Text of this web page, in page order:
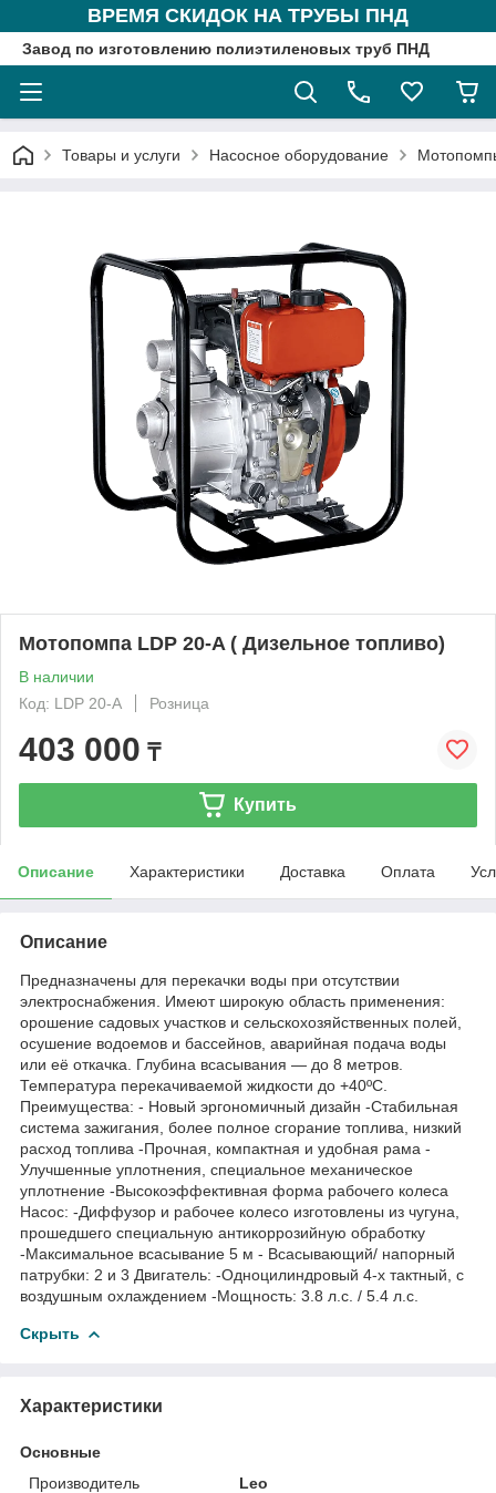
ВРЕМЯ СКИДОК НА ТРУБЫ ПНД
Завод по изготовлению полиэтиленовых труб ПНД
Товары и услуги Насосное оборудование
Мотопомпа LDP 20-A ( Дизельное топливо)
В наличии
Код: LDP 20-A
Розница
403 000 ₸
Купить
Описание Характеристики Доставка Оплата
Описание
Предназначены для перекачки воды при отсутствии
электроснабжения. Имеют широкую область применения:
орошение садовых участков и сельскохозяйственных полей,
осушение водоемов и бассейнов, аварийная подача воды
или её откачка. Глубина всасывания — до 8 метров.
Температура перекачиваемой жидкости до +40ºС.
Преимущества: - Новый эргономичный дизайн -Стабильная
система зажигания, более полное сгорание топлива, низкий
расход топлива -Прочная, компактная и удобная рама -
Улучшенные уплотнения, специальное механическое
уплотнение -Высокоэффективная форма рабочего колеса
Насос: -Диффузор и рабочее колесо изготовлены из чугуна,
прошедшего специальную антикоррозийную обработку
-Максимальное всасывание 5 м - Всасывающий/ напорный
патрубки: 2 и 3 Двигатель: -Одноцилиндровый 4-х тактный, с
воздушным охлаждением -Мощность: 3.8 л.с. / 5.4 л.с.
Скрыть
Характеристики
Основные
Производитель
Leo